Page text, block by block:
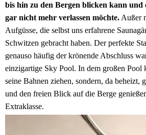
bis hin zu den Bergen blicken kann und
gar nicht mehr verlassen möchte. Außer
Aufgüsse, die selbst uns erfahrene
Schwitzen gebracht haben. Der perfekte
genauso häufig der krönende Abschluss
einzigartige Sky Pool. In dem großen Pool
seine Bahnen ziehen, sondern, da beheizt,
und den freien Blick auf die Berge
Extraklasse.